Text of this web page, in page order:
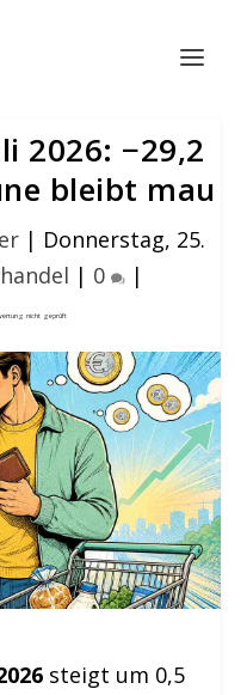
2026: −29,2
bleibt mau
| Donnerstag, 25.
| 0 |
steigt um 0,5